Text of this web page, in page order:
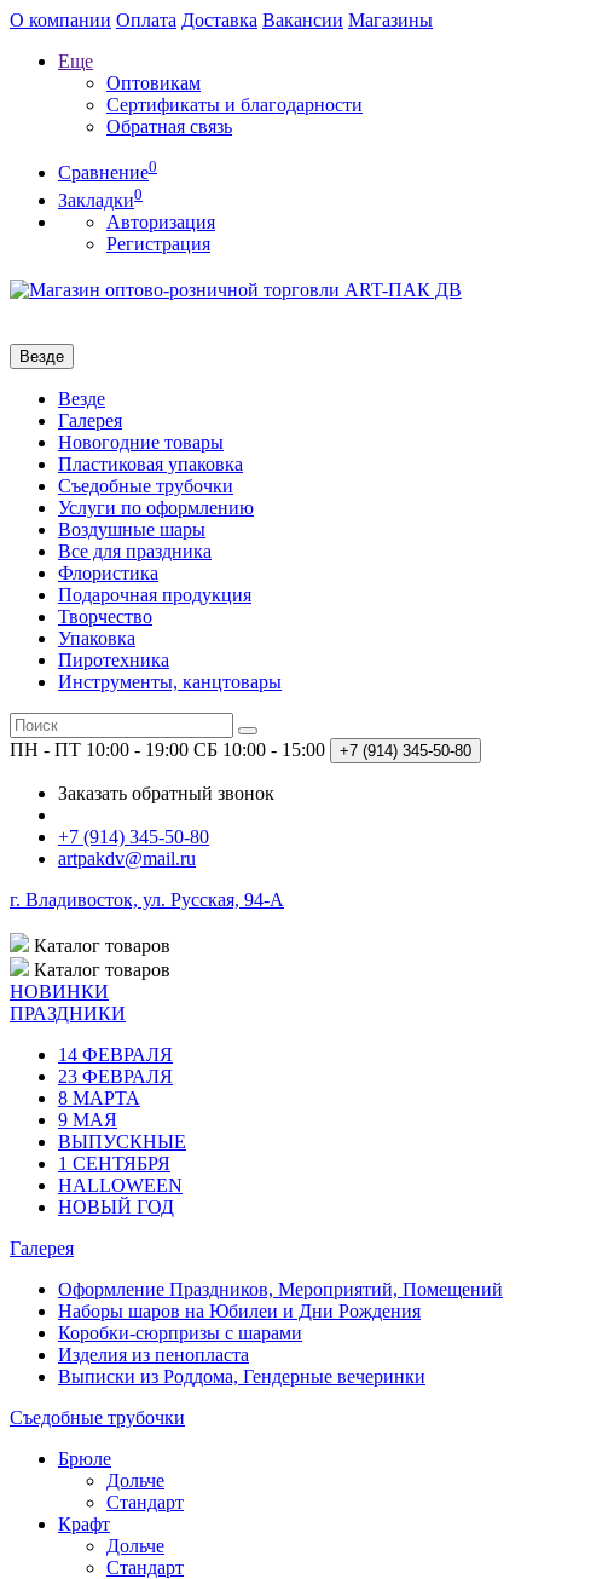
О компании Оплата Доставка Вакансии Магазины
Еще
Оптовикам
Сертификаты и благодарности
Обратная связь
Сравнение0
Закладки0
Авторизация
Регистрация
Везде
Везде
Галерея
Новогодние товары
Пластиковая упаковка
Съедобные трубочки
Услуги по оформлению
Воздушные шары
Все для праздника
Флористика
Подарочная продукция
Творчество
Упаковка
Пиротехника
Инструменты, канцтовары
ПН - ПТ 10:00 - 19:00 СБ 10:00 - 15:00 +7 (914) 345-50-80
Заказать обратный звонок
+7 (914) 345-50-80
artpakdv@mail.ru
г. Владивосток, ул. Русская, 94-А
Каталог товаров
Каталог товаров
НОВИНКИ
ПРАЗДНИКИ
14 ФЕВРАЛЯ
23 ФЕВРАЛЯ
8 МАРТА
9 МАЯ
ВЫПУСКНЫЕ
1 СЕНТЯБРЯ
HALLOWEEN
НОВЫЙ ГОД
Галерея
Оформление Праздников, Мероприятий, Помещений
Наборы шаров на Юбилеи и Дни Рождения
Коробки-сюрпризы с шарами
Изделия из пенопласта
Выписки из Роддома, Гендерные вечеринки
Съедобные трубочки
Брюле
Дольче
Стандарт
Крафт
Дольче
Стандарт